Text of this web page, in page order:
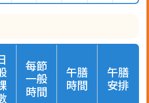
每節
一般
時間
午膳
時間
午膳
安排